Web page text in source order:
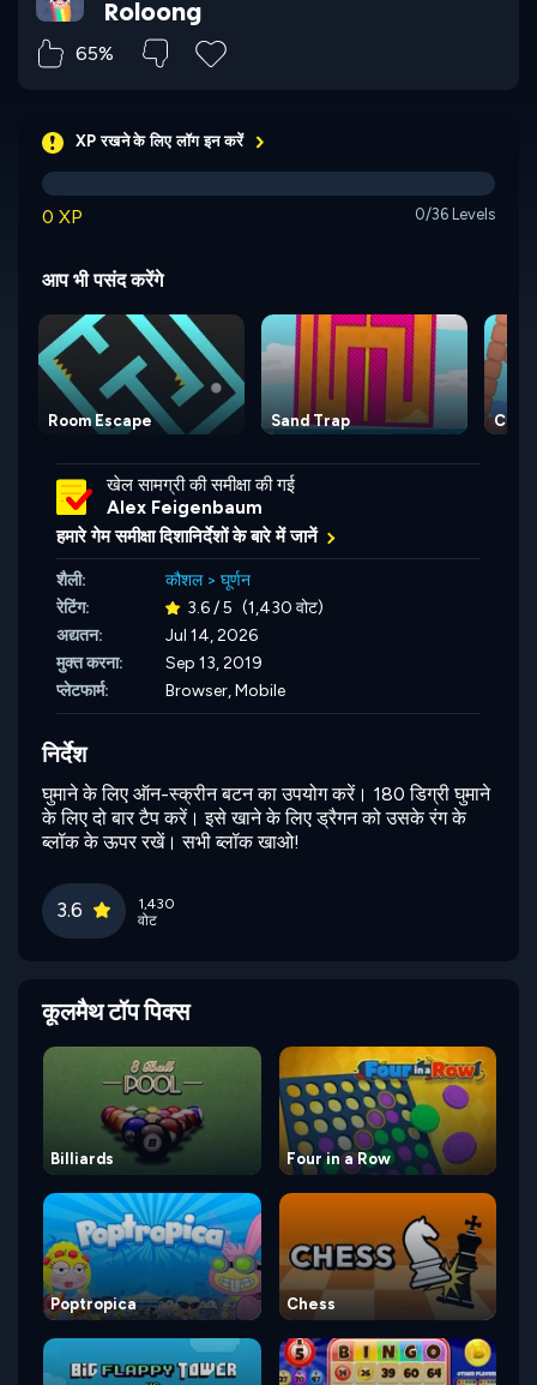
Roloong
65%
XP रखने के लिए लॉग इन करें
0 XP 0/36 Levels
आप भी पसंद करेंगे
Room Escape Sand Trap
खेल सामग्री की समीक्षा की गई
Alex Feigenbaum
हमारे गेम समीक्षा दिशानिर्देशों के बारे में जानें
शैली: कौशल> घूर्णन
रेटिंग:
3.6 / 5 (1,430 वोट)
अद्यतन:
Jul 14, 2026
मुक्त करना:
Sep 13, 2019
प्लेटफार्म:
Browser, Mobile
निर्देश
घुमाने के लिए ऑन-स्क्रीन बटन का उपयोग करें। 180 डिग्री घुमाने
के लिए दो बार टैप करें। इसे खाने के लिए ड्रैगन को उसके रंग के
ब्लॉक के ऊपर रखें। सभी ब्लॉक खाओ!
3.6
1,430
वोट
कूलमैथ टॉप पिक्स
Billiards Four in a Row
Poptropica Chess